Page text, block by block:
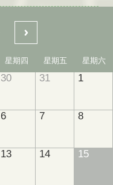
星期四 星期五 星期六
30 31 1
6 7 8
13 14 15